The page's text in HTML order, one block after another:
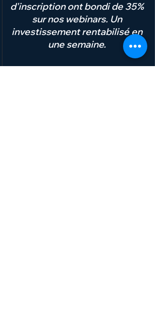
d'inscription ont bondi de 35%
sur nos webinars. Un
investissement rentabilisé en
une semaine.